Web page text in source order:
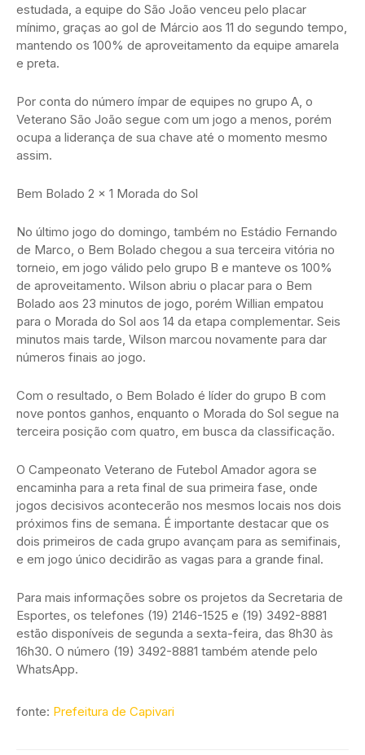
estudada, a equipe do São João venceu pelo placar
mínimo, graças ao gol de Márcio aos 11 do segundo tempo,
mantendo os 100% de aproveitamento da equipe amarela
e preta.
Por conta do número ímpar de equipes no grupo A, o
Veterano São João segue com um jogo a menos, porém
ocupa a liderança de sua chave até o momento mesmo
assim.
Bem Bolado 2 x 1 Morada do Sol
No último jogo do domingo, também no Estádio Fernando
de Marco, o Bem Bolado chegou a sua terceira vitória no
torneio, em jogo válido pelo grupo B e manteve os 100%
de aproveitamento. Wilson abriu o placar para o Bem
Bolado aos 23 minutos de jogo, porém Willian empatou
para o Morada do Sol aos 14 da etapa complementar. Seis
minutos mais tarde, Wilson marcou novamente para dar
números finais ao jogo.
Com o resultado, o Bem Bolado é líder do grupo B com
nove pontos ganhos, enquanto o Morada do Sol segue na
terceira posição com quatro, em busca da classificação.
O Campeonato Veterano de Futebol Amador agora se
encaminha para a reta final de sua primeira fase, onde
jogos decisivos acontecerão nos mesmos locais nos dois
próximos fins de semana. É importante destacar que os
dois primeiros de cada grupo avançam para as semifinais,
e em jogo único decidirão as vagas para a grande final.
Para mais informações sobre os projetos da Secretaria de
Esportes, os telefones (19) 2146-1525 e (19) 3492-8881
estão disponíveis de segunda a sexta-feira, das 8h30 às
16h30. O número (19) 3492-8881 também atende pelo
WhatsApp.
fonte: Prefeitura de Capivari